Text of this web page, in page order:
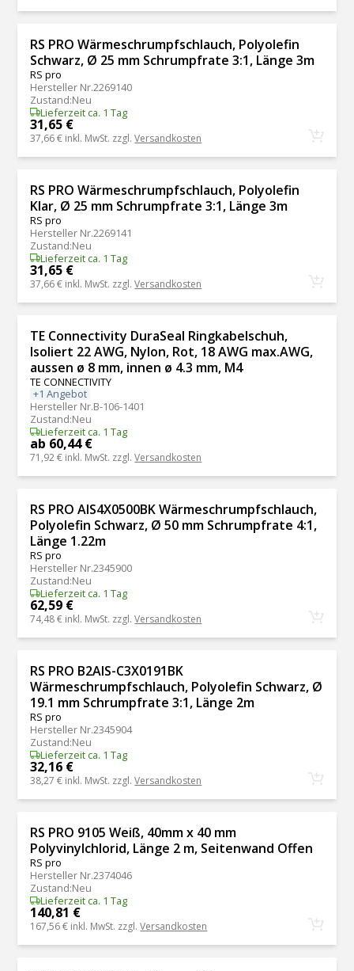
RS PRO Wärmeschrumpfschlauch, Polyolefin
Schwarz, Ø 25 mm Schrumpfrate 3:1, Länge 3m
RS pro
Hersteller Nr.2269140
Zustand:Neu
Lieferzeit ca. 1 Tag
31,65 €
37,66 € inkl. MwSt. zzgl.Versandkosten
RS PRO Wärmeschrumpfschlauch, Polyolefin
Klar, Ø 25 mm Schrumpfrate 3:1, Länge 3m
RS pro
Hersteller Nr.2269141
Zustand:Neu
Lieferzeit ca. 1 Tag
31,65 €
37,66 € inkl. MwSt. zzgl.Versandkosten
TE Connectivity DuraSeal Ringkabelschuh,
Isoliert 22 AWG, Nylon, Rot, 18 AWG max.AWG,
aussen ø 8 mm, innen ø 4.3 mm, M4
TE CONNECTIVITY
+1 Angebot
Hersteller Nr.B-106-1401
Zustand:Neu
Lieferzeit ca. 1 Tag
ab 60,44 €
71,92 € inkl. MwSt. zzgl.Versandkosten
RS PRO AIS4X0500BK Wärmeschrumpfschlauch,
Polyolefin Schwarz, Ø 50 mm Schrumpfrate 4:1,
Länge 1.22m
RS pro
Hersteller Nr.2345900
Zustand:Neu
Lieferzeit ca. 1 Tag
62,59 €
74,48 € inkl. MwSt. zzgl.Versandkosten
RS PRO B2AIS-C3X0191BK
Wärmeschrumpfschlauch, Polyolefin Schwarz, Ø
19.1 mm Schrumpfrate 3:1, Länge 2m
RS pro
Hersteller Nr.2345904
Zustand:Neu
Lieferzeit ca. 1 Tag
32,16 €
38,27 € inkl. MwSt. zzgl.Versandkosten
RS PRO 9105 Weiß, 40mm x 40 mm
Polyvinylchlorid, Länge 2 m, Seitenwand Offen
RS pro
Hersteller Nr.2374046
Zustand:Neu
Lieferzeit ca. 1 Tag
140,81 €
167,56 € inkl. MwSt. zzgl.Versandkosten